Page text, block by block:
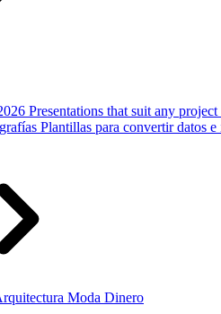
Presentations that suit any project
Plantillas para convertir datos
Moda Dinero